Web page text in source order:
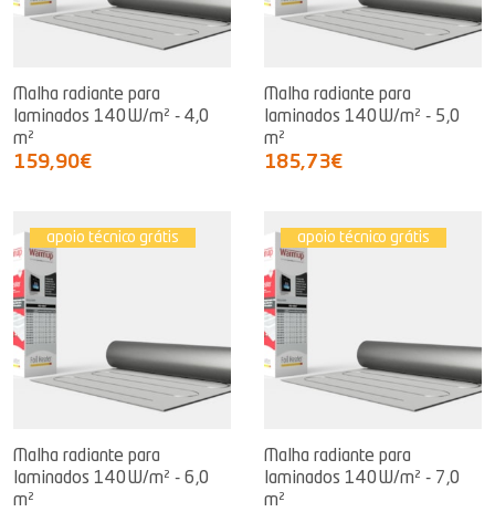
Malha radiante para
laminados 140W/m² - 4,0
m²
159,90€
Malha radiante para
laminados 140W/m² - 5,0
m²
185,73€
apoio técnico grátis
Malha radiante para
laminados 140W/m² - 6,0
m²
apoio técnico grátis
Malha radiante para
laminados 140W/m² - 7,0
m²